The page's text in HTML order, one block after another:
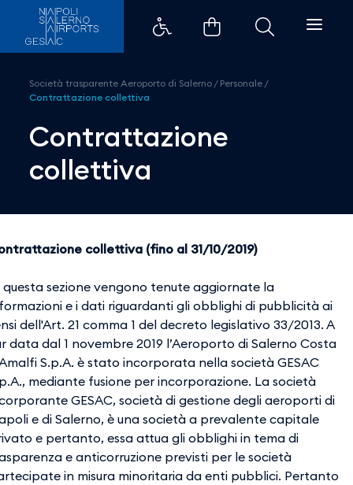
Contrattazione collettiva -
Società trasparente Aeroporto di Salerno / Personale /
Contrattazione collettiva
Contrattazione
collettiva
collettiva (fino al 31/10/2019)
questa sezione vengono tenute aggiornate la
e i dati riguardanti gli obblighi di pubblicità ai
dell'Art. 21 comma 1 del decreto legislativo 33/2013. A
data dal 1 novembre 2019 l’Aeroporto di Salerno Costa
S.p.A. è stato incorporata nella società GESAC
mediante fusione per incorporazione. La società
GESAC, società di gestione degli aeroporti di
e di Salerno, è una società a prevalente capitale
e pertanto, essa attua gli obblighi in tema di
e anticorruzione previsti per le società
in misura minoritaria da enti pubblici. Pertanto